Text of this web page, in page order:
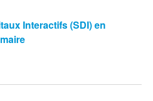
Interactifs (SDI) en